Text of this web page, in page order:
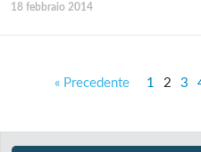
18 febbraio 2014
« Precedente 1 2 3